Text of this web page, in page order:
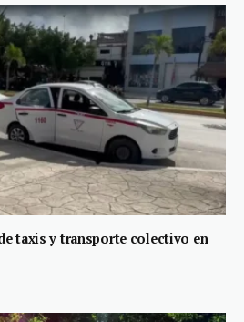
taxis y transporte colectivo en